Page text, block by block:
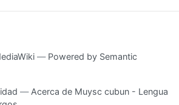
― Powered by Semantic
Acerca de Muysc cubun - Lengua